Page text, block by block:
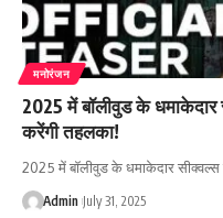
मनोरंजन
2025 में बॉलीवुड के
करेंगी तहलका!
2025 में बॉलीवुड के धमाकेदार
Admin July 31, 2025